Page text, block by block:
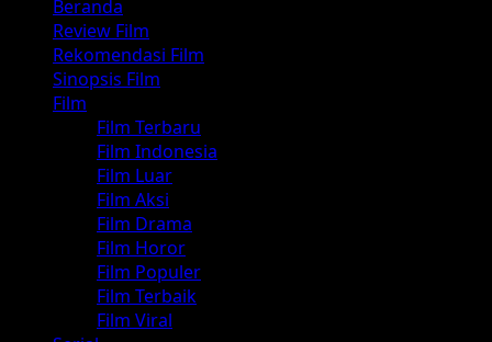
Primary
Menu
Beranda
Review Film
Rekomendasi Film
Sinopsis Film
Film
Film Terbaru
Film Indonesia
Film Luar
Film Aksi
Film Drama
Film Horor
Film Populer
Film Terbaik
Film Viral